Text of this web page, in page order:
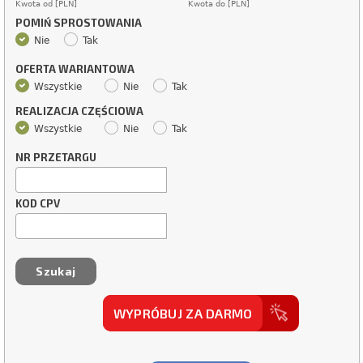
Kwota od [PLN] Kwota do [PLN]
POMIŃ SPROSTOWANIA
Nie Tak
OFERTA WARIANTOWA
Wszystkie Nie Tak
REALIZACJA CZĘŚCIOWA
Wszystkie Nie Tak
NR PRZETARGU
KOD CPV
WYPRÓBUJ ZA DARMO